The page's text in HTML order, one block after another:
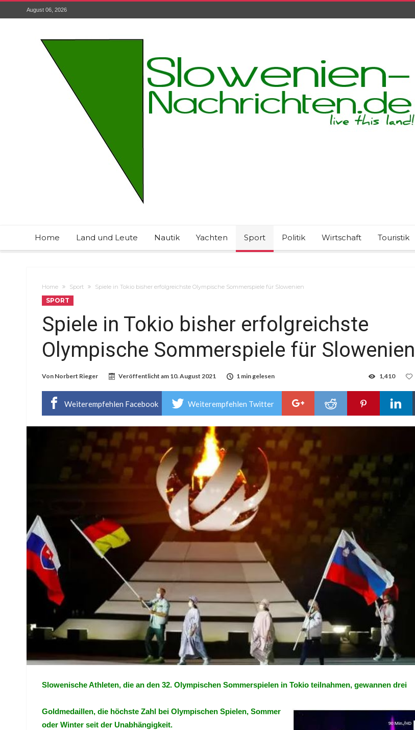
August 06, 2026
Home Land und Leute Nautik Yachten Sport Politik Wirtschaft Touristik
Home Sport Spiele in Tokio bisher erfolgreichste Olympische Sommerspiele für Slowenien
SPORT
Spiele in Tokio bisher erfolgreichste
Olympische Sommerspiele für Slowenien
Von Norbert Rieger Veröffentlicht am 10. August 2021 1 min gelesen 1,410
Weiterempfehlen Facebook Weiterempfehlen Twitter
Slowenische Athleten, die an den 32. Olympischen Sommerspielen in Tokio teilnahmen, gewannen drei
Goldmedaillen, die höchste Zahl bei Olympischen Spielen, Sommer
oder Winter seit der Unabhängigkeit.